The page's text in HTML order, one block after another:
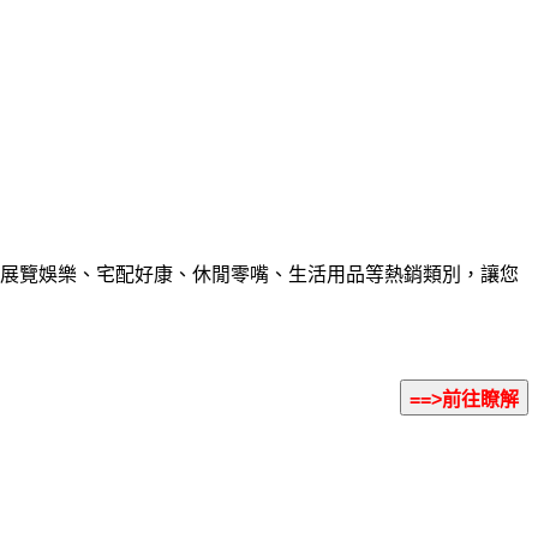
覽娛樂、宅配好康、休閒零嘴、生活用品等熱銷類別，讓您